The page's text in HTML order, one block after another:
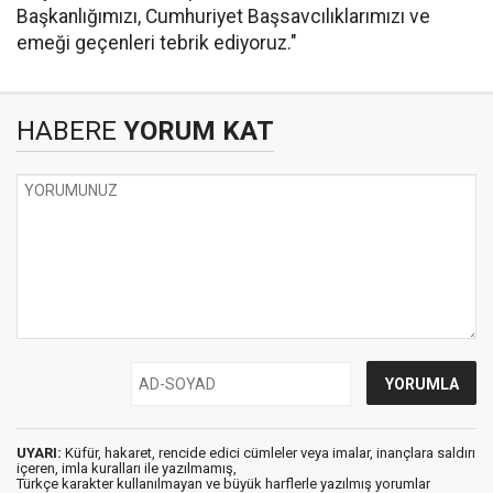
Başkanlığımızı, Cumhuriyet Başsavcılıklarımızı ve
emeği geçenleri tebrik ediyoruz."
HABERE YORUM KAT
UYARI: Küfür, hakaret, rencide edici cümleler veya imalar, inançlara saldırı
içeren, imla kuralları ile yazılmamış,
Türkçe karakter kullanılmayan ve büyük harflerle yazılmış yorumlar